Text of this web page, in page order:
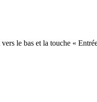
le bas et la touche «